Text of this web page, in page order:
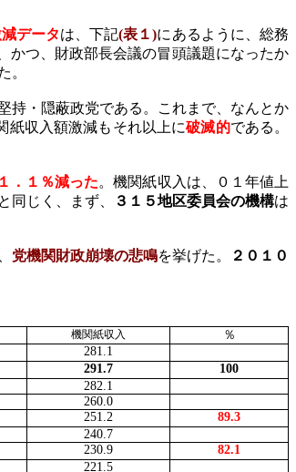
データは、下記(表１)にあるように、総務
かつ、財政部長会議の冒頭議題になったか
。
持・隠蔽政党である。これまで、なんとか
紙収入額激減もそれ以上に破滅的である。
．１％減った。機関紙収入は、０１年値上
同じく、まず、 ３１５地区委員会の機構は
党機関財政崩壊の悲鳴を挙げた。
２０１０
機関紙収入
％
281.1
291.7
100
282.1
260.0
251.2
89.3
240.7
230.9
82.1
221.5